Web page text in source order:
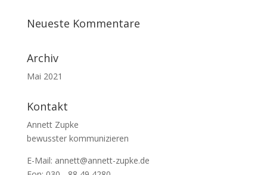
Neueste Kommentare
Archiv
Mai 2021
Kontakt
Annett Zupke
bewusster kommunizieren
E-Mail: annett@annett-zupke.de